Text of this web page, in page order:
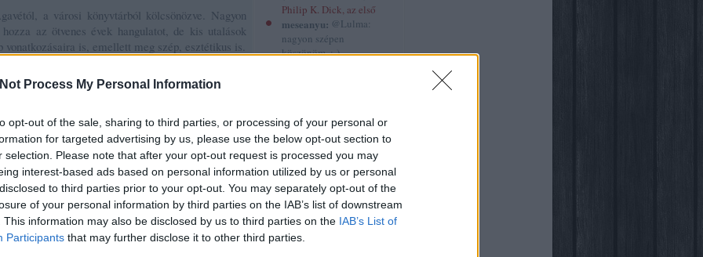
Process My Personal Information
opt-out of the sale, sharing to third parties, or processing of your personal or
for targeted advertising by us, please use the below opt-out section to
selection. Please note that after your opt-out request is processed you may
interest-based ads based on personal information utilized by us or personal
to third parties prior to your opt-out. You may separately opt-out of the
of your personal information by third parties on the IAB’s list of downstream
This information may also be disclosed by us to third parties on the IAB’s List of
Participants that may further disclose it to other third parties.
Philip K. Dick, az első
meseanyu: @Lulma:
nagyon szépen
köszönöm. :-)
sorstársak
Amadea blogja
Amilgade
Andiamo
Ani a könyvek világában
Annamarie
AnniPanni
Betűvető
a városi könyvtárból kölcsönözve. Nagyon
az ötvenes évek hangulatot, de kis utalások
vonatkozásaira is, emellett meg szép, esztétikus is.